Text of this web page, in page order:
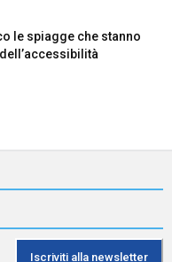
le spiagge che stanno